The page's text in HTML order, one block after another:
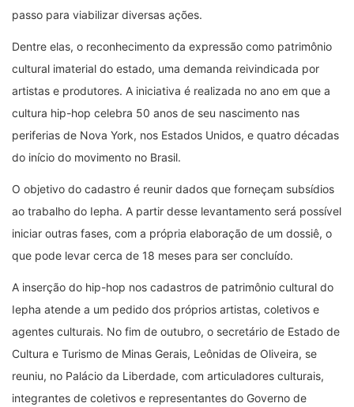
passo para viabilizar diversas ações.
Dentre elas, o reconhecimento da expressão como patrimônio
cultural imaterial do estado, uma demanda reivindicada por
artistas e produtores. A iniciativa é realizada no ano em que a
cultura hip-hop celebra 50 anos de seu nascimento nas
periferias de Nova York, nos Estados Unidos, e quatro décadas
do início do movimento no Brasil.
O objetivo do cadastro é reunir dados que forneçam subsídios
ao trabalho do Iepha. A partir desse levantamento será possível
iniciar outras fases, com a própria elaboração de um dossiê, o
que pode levar cerca de 18 meses para ser concluído.
A inserção do hip-hop nos cadastros de patrimônio cultural do
Iepha atende a um pedido dos próprios artistas, coletivos e
agentes culturais. No fim de outubro, o secretário de Estado de
Cultura e Turismo de Minas Gerais, Leônidas de Oliveira, se
reuniu, no Palácio da Liberdade, com articuladores culturais,
integrantes de coletivos e representantes do Governo de